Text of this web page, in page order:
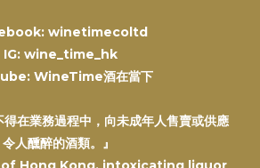
winetimecoltd
IG: wine_time_hk
WineTime酒在當下
得在業務過程中，向未成年人售賣或供應
令人醺醉的酒類。』